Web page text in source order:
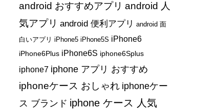
android おすすめアプリ android 人
気アプリ android 便利アプリ android 面
白いアプリ iPhone5 iPhone5S iPhone6
iPhone6Plus iPhone6S iphone6Splus
iphone7 iphone アプリ おすすめ
iphoneケース おしゃれ iphoneケー
ス ブランド iphone ケース 人気